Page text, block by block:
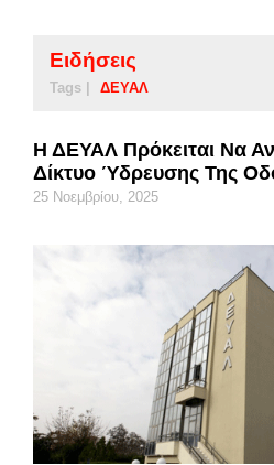
Ειδήσεις
Tags | ΔΕΥΑΛ
Η ΔΕΥΑΛ Πρόκειται Να
Δίκτυο Ύδρευσης Της
25 Νοεμβρίου, 2025